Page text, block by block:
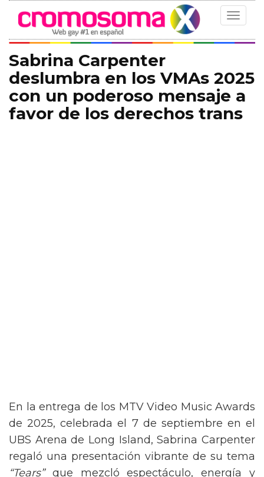
Toggle
Sabrina Carpenter
deslumbra en los VMAs 2025
con un poderoso mensaje a
favor de los derechos trans
En la entrega de los MTV Video Music Awards
de 2025, celebrada el 7 de septiembre en el
UBS Arena de Long Island, Sabrina Carpenter
regaló una presentación vibrante de su tema
“Tears”que mezcló espectáculo, energía y